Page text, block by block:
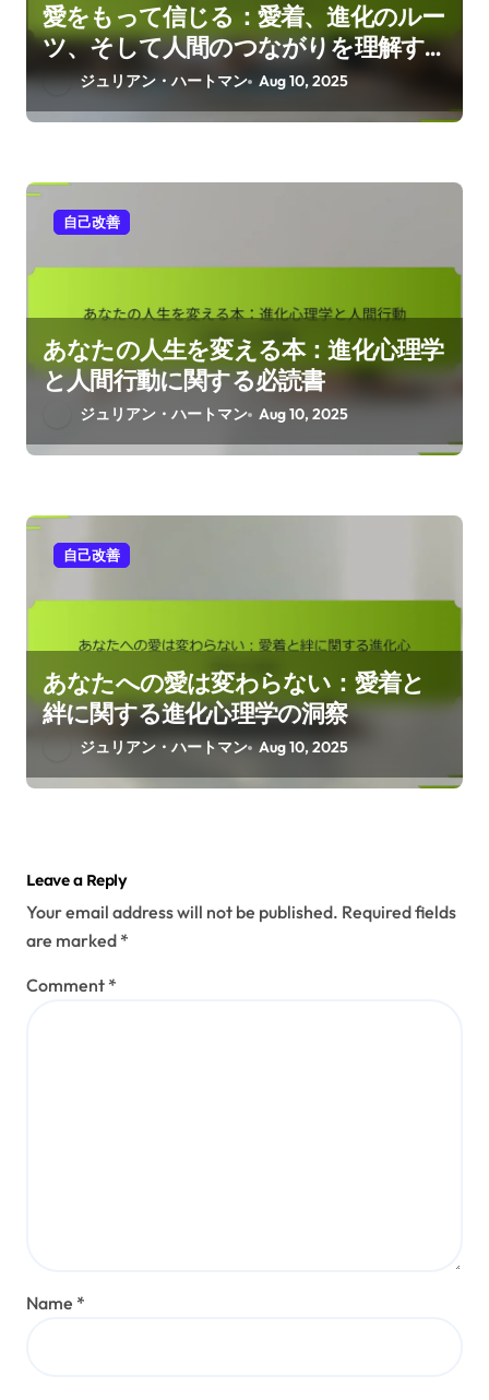
愛をもって信じる：愛着、進化のルー
ツ、そして人間のつながりを理解す
る
ジュリアン・ハートマン Aug 10, 2025
自己改善
あなたの人生を変える本：進化心理学
と人間行動に関する必読書
ジュリアン・ハートマン Aug 10, 2025
自己改善
あなたへの愛は変わらない：愛着と
絆に関する進化心理学の洞察
ジュリアン・ハートマン Aug 10, 2025
Leave a Reply
Your email address will not be published. Required fields
are marked *
Comment *
Name *